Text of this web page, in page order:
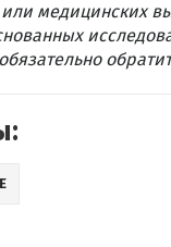
медицинских